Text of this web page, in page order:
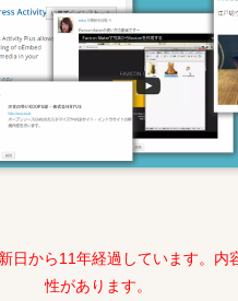
日から11年経過しています。内
性があります。